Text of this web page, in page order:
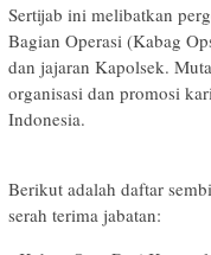
​Sertijab ini melibatkan
Bagian Operasi (Kabag
dan jajaran Kapolsek.
organisasi dan promosi
Indonesia.
​Berikut adalah daftar
serah terima jabatan: